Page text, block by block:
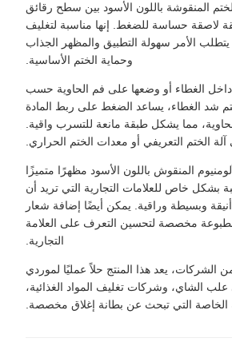
المنقوشة باللون الأسود بين سطح رقائق
لاصقة حساسة للضغط. إنها مناسبة لتغليف
الأمر سهولة التطبيق والمظهر الجذاب
وحماية الختم الأساسية.
الغطاء أو وضعها على فم الحاوية حسب
شد الغطاء، يساعد الضغط على ربط المادة
مما يشكل طبقة مانعة للتسرب واقية.
الختم التعريفي أو معدات الختم الحراري.
المنقوش باللون الأسود مظهرًا متميزًا
بشكل خاص للعلامات التجارية التي تريد أن
أنيقة وبسيطة وراقية. يمكن أيضًا إضافة شعار
مخصصة لتحسين التعرف على العلامة
التجارية.
الشركات، يعد هذا المنتج حلاً عمليًا لموردي
الشاي، وشركات تغليف المواد الغذائية،
الخاصة التي تبحث عن بطانة إغلاق مخصصة.